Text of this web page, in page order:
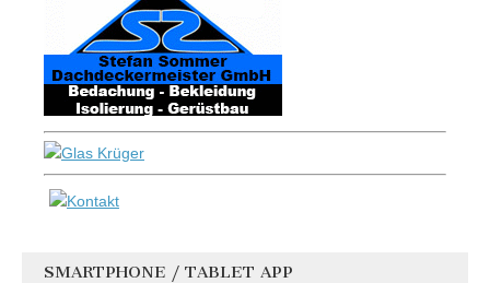
SMARTPHONE / TABLET APP